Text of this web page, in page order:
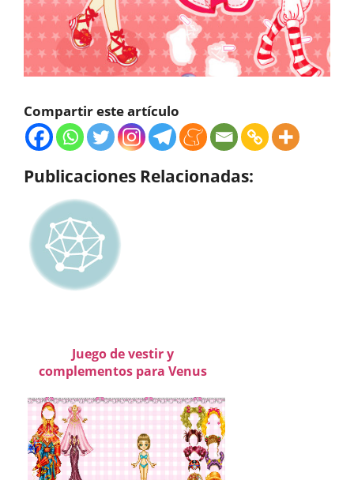
Compartir este artículo
Publicaciones Relacionadas:
Juego de vestir y
complementos para Venus